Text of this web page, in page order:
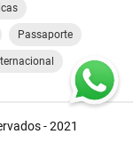
Passaporte
- 2021